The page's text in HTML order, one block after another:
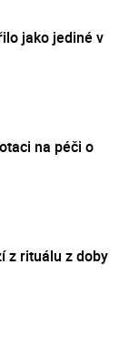
jako jediné v
na péči o
z rituálu z doby